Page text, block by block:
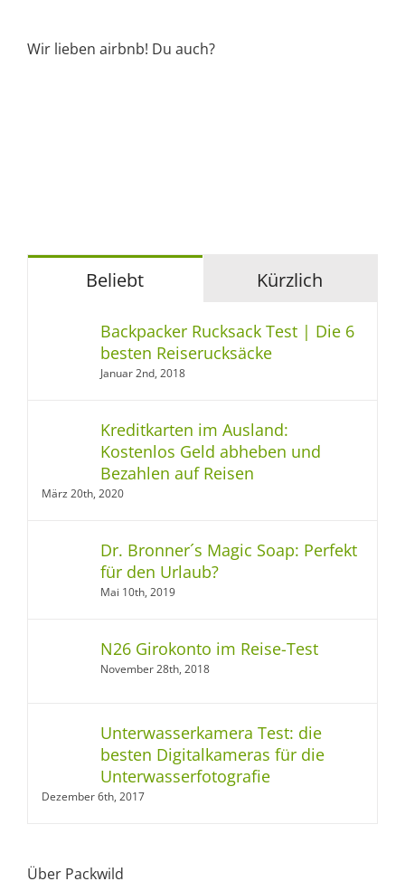
Wir lieben airbnb! Du auch?
Beliebt Kürzlich
Backpacker Rucksack Test | Die 6
besten Reiserucksäcke
Januar 2nd, 2018
Kreditkarten im Ausland:
Kostenlos Geld abheben und
Bezahlen auf Reisen
März 20th, 2020
Dr. Bronner´s Magic Soap: Perfekt
für den Urlaub?
Mai 10th, 2019
N26 Girokonto im Reise-Test
November 28th, 2018
Unterwasserkamera Test: die
besten Digitalkameras für die
Unterwasserfotografie
Dezember 6th, 2017
Über Packwild